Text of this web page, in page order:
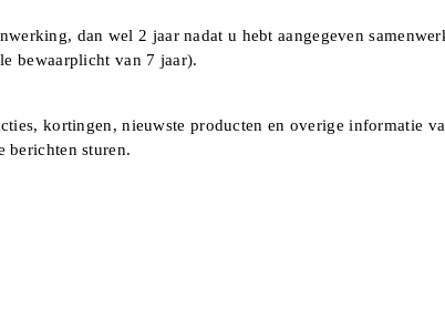
dan wel 2 jaar nadat u hebt aangegeven
bewaarplicht van 7 jaar).
kortingen, nieuwste producten en overige informatie
berichten sturen.